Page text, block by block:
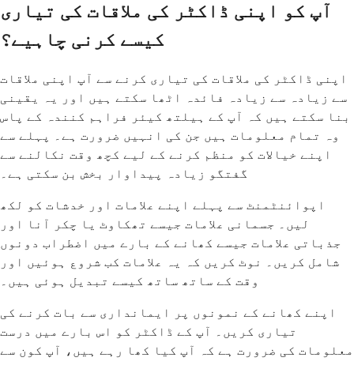
آپ کو اپنی ڈاکٹر کی ملاقات کی تیاری
کیسے کرنی چاہیے؟
اپنی ڈاکٹر کی ملاقات کی تیاری کرنے سے آپ اپنی ملاقات
سے زیادہ سے زیادہ فائدہ اٹھا سکتے ہیں اور یہ یقینی
بنا سکتے ہیں کہ آپ کے ہیلتھ کیئر فراہم کنندہ کے پاس
وہ تمام معلومات ہیں جن کی انہیں ضرورت ہے۔ پہلے سے
اپنے خیالات کو منظم کرنے کے لیے کچھ وقت نکالنے سے
گفتگو زیادہ پیداوار بخش بن سکتی ہے۔
اپوائنٹمنٹ سے پہلے اپنے علامات اور خدشات کو لکھ
لیں۔ جسمانی علامات جیسے تھکاوٹ یا چکر آنا اور
جذباتی علامات جیسے کھانے کے بارے میں اضطراب دونوں
شامل کریں۔ نوٹ کریں کہ یہ علامات کب شروع ہوئیں اور
وقت کے ساتھ ساتھ کیسے تبدیل ہوئی ہیں۔
اپنے کھانے کے نمونوں پر ایمانداری سے بات کرنے کی
تیاری کریں۔ آپ کے ڈاکٹر کو اس بارے میں درست
معلومات کی ضرورت ہے کہ آپ کیا کھا رہے ہیں، آپ کون سے